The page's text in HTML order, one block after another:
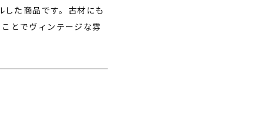
た商品です。古材にも
とでヴィンテージな雰